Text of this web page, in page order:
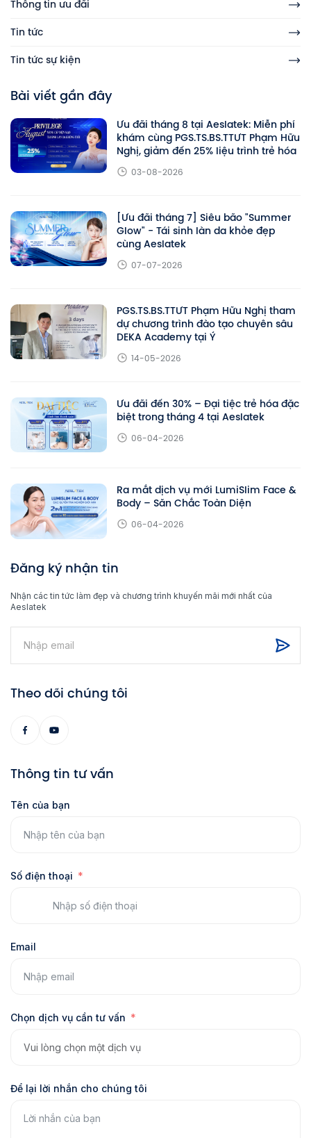
Thông tin ưu đãi
Tin tức
Tin tức sự kiện
Bài viết gần đây
Ưu đãi tháng 8 tại Aeslatek: Miễn phí
khám cùng PGS.TS.BS.TTƯT Phạm Hữu
Nghị, giảm đến 25% liệu trình trẻ hóa
03-08-2026
[Ưu đãi tháng 7] Siêu bão "Summer
Glow" - Tái sinh làn da khỏe đẹp
cùng Aeslatek
07-07-2026
PGS.TS.BS.TTƯT Phạm Hữu Nghị tham
dự chương trình đào tạo chuyên sâu
DEKA Academy tại Ý
14-05-2026
Ưu đãi đến 30% – Đại tiệc trẻ hóa đặc
biệt trong tháng 4 tại Aeslatek
06-04-2026
Ra mắt dịch vụ mới LumiSlim Face &
Body – Săn Chắc Toàn Diện
06-04-2026
Đăng ký nhận tin
Nhận các tin tức làm đẹp và chương trình khuyến mãi mới nhất của
Aeslatek
Theo dõi chúng tôi
Thông tin tư vấn
Tên của bạn
Số điện thoại
Email
Chọn dịch vụ cần tư vấn
Để lại lời nhắn cho chúng tôi